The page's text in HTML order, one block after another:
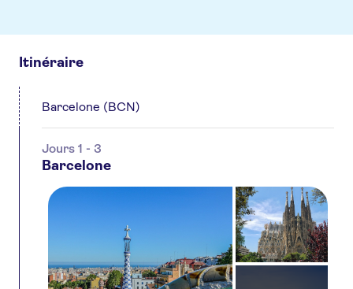
Itinéraire
Barcelone (BCN)
Jours 1 - 3
Barcelone